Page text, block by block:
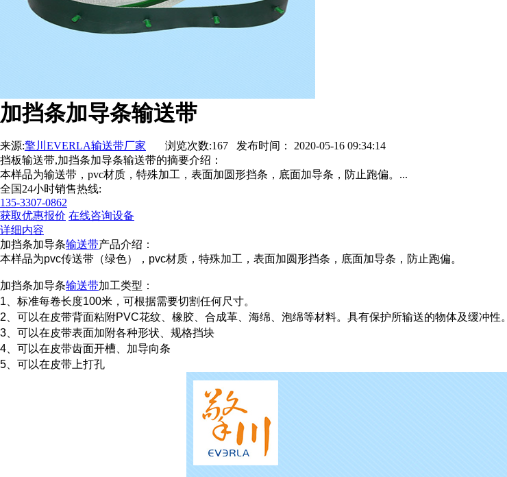
加挡条加导条输送带
来源:擎川EVERLA输送带厂家 浏览次数:167 发布时间： 2020-05-16 09:34:14
挡板输送带,加挡条加导条输送带的摘要介绍：
本样品为输送带，pvc材质，特殊加工，表面加圆形挡条，底面加导条，防止跑偏。...
全国24小时销售热线:
135-3307-0862
获取优惠报价 在线咨询设备
详细内容
加挡条加导条输送带产品介绍：
本样品为pvc传送带（绿色），pvc材质，特殊加工，表面加圆形挡条，底面加导条，防止跑偏。
加挡条加导条输送带加工类型：
1、标准每卷长度100米，可根据需要切割任何尺寸。
2、可以在皮带背面粘附PVC花纹、橡胶、合成革、海绵、泡绵等材料。具有保护所输送的物体及缓冲性。
3、可以在皮带表面加附各种形状、规格挡块
4、可以在皮带齿面开槽、加导向条
5、可以在皮带上打孔